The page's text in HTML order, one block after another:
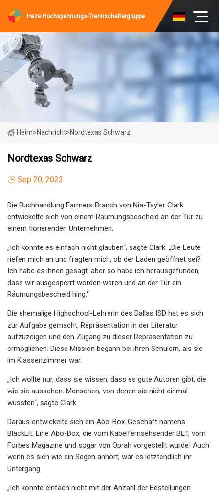
Heze Hochspannungs-Trennschaltergruppe
Heim>Nachricht>Nordtexas Schwarz
Nordtexas Schwarz
Sep 20, 2023
Die Buchhandlung Farmers Branch von Nia-Tayler Clark
entwickelte sich von einem Räumungsbescheid an der Tür zu
einem florierenden Unternehmen.
„Ich konnte es einfach nicht glauben“, sagte Clark. „Die Leute
riefen mich an und fragten mich, ob der Laden geöffnet sei?
Ich habe es ihnen gesagt, aber so habe ich herausgefunden,
dass wir ausgesperrt worden waren und an der Tür ein
Räumungsbescheid hing.“
Die ehemalige Highschool-Lehrerin des Dallas ISD hat es sich
zur Aufgabe gemacht, Repräsentation in der Literatur
aufzuzeigen und den Zugang zu dieser Repräsentation zu
ermöglichen. Diese Mission begann bei ihren Schülern, als sie
im Klassenzimmer war.
„Ich wollte nur, dass sie wissen, dass es gute Autoren gibt, die
wie sie aussehen. Menschen, von denen sie nicht einmal
wussten“, sagte Clark.
Daraus entwickelte sich ein Abo-Box-Geschäft namens
BlackLit. Eine Abo-Box, die vom Kabelfernsehsender BET, vom
Forbes Magazine und sogar von Oprah vorgestellt wurde! Auch
wenn es sich wie ein Segen anhört, war es letztendlich ihr
Untergang.
„Ich konnte einfach nicht mit der Anzahl der Bestellungen